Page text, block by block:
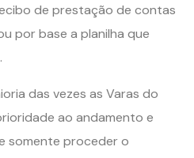
de prestação de contas
por base a planilha que
das vezes as Varas do
ao andamento e
somente proceder o